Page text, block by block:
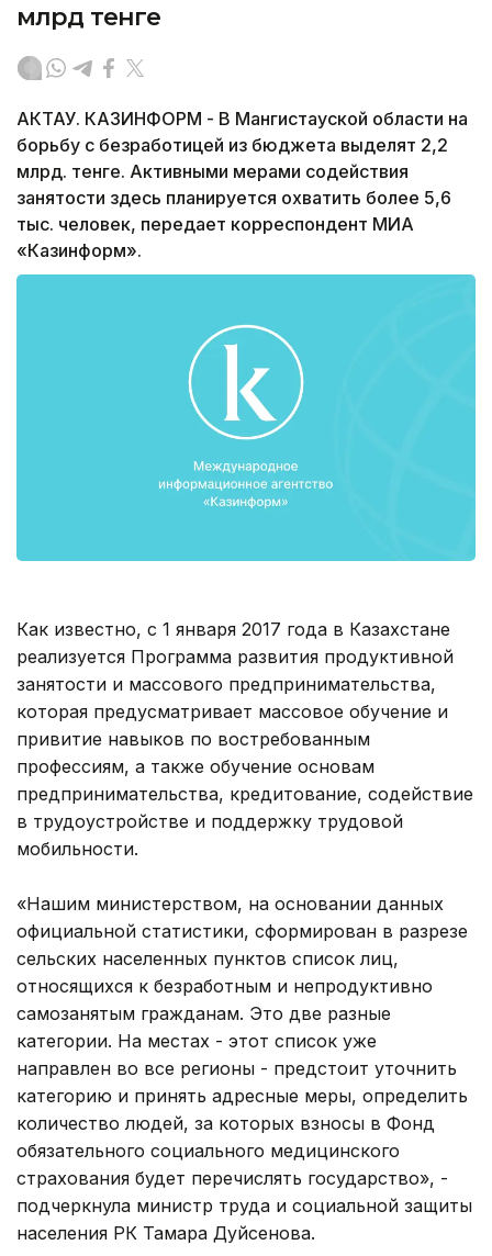
млрд тенге
АКТАУ. КАЗИНФОРМ - В Мангистауской области на
борьбу с безработицей из бюджета выделят 2,2
млрд. тенге. Активными мерами содействия
занятости здесь планируется охватить более 5,6
тыс. человек, передает корреспондент МИА
«Казинформ».
Как известно, с 1 января 2017 года в Казахстане
реализуется Программа развития продуктивной
занятости и массового предпринимательства,
которая предусматривает массовое обучение и
привитие навыков по востребованным
профессиям, а также обучение основам
предпринимательства, кредитование, содействие
в трудоустройстве и поддержку трудовой
мобильности.
«Нашим министерством, на основании данных
официальной статистики, сформирован в разрезе
сельских населенных пунктов список лиц,
относящихся к безработным и непродуктивно
самозанятым гражданам. Это две разные
категории. На местах - этот список уже
направлен во все регионы - предстоит уточнить
категорию и принять адресные меры, определить
количество людей, за которых взносы в Фонд
обязательного социального медицинского
страхования будет перечислять государство», -
подчеркнула министр труда и социальной защиты
населения РК Тамара Дуйсенова.